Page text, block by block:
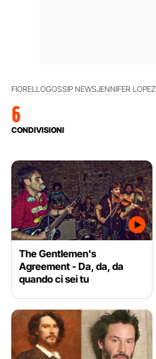
FIORELLOGOSSIP NEWSJENNIFER LOPEZ
6
CONDIVISIONI
The Gentlemen's
Agreement - Da, da, da
quando ci sei tu